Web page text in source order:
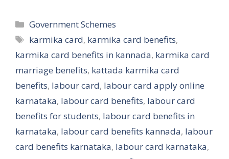
Categories
Government Schemes
Tags
karmika card, karmika card benefits,
karmika card benefits in kannada, karmika card
marriage benefits, kattada karmika card
benefits, labour card, labour card apply online
karnataka, labour card benefits, labour card
benefits for students, labour card benefits in
karnataka, labour card benefits kannada, labour
card benefits karnataka, labour card karnataka,